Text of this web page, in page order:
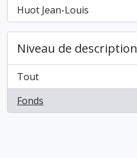
Huot Jean-Louis
, 1 résultats
Niveau de description
Tout
Fonds
, 90 résultats